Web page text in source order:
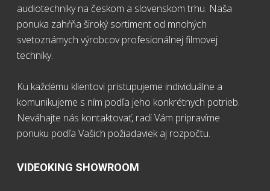
audiotechniky na českom a slovenskom trhu. Naša
ponuka zahŕňa široký sortiment od mnohých
svetoznámych výrobcov profesionálnej filmovej
techniky.
Ku každému klientovi pristupujeme individuálne a
komunikujeme s ním podľa jeho konkrétnych potrieb.
Neváhajte nás kontaktovať, radi Vám pripravíme
ponuku podľa Vašich požiadaviek aj rozpočtu.
VIDEOKING SHOWROOM